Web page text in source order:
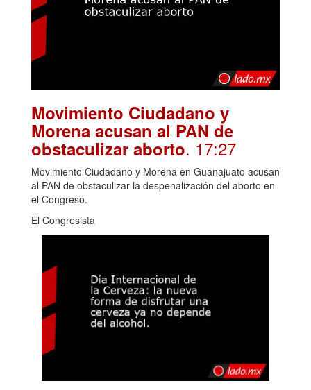
Movimiento Ciudadano y
Morena acusan al PAN de
obstaculizar aborto. 17:27
Movimiento Ciudadano y Morena en Guanajuato acusan
al PAN de obstaculizar la despenalización del aborto en
el Congreso.
El Congresista